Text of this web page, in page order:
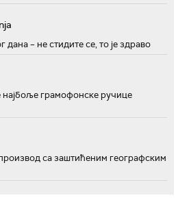
дана – не стидите се, то је здраво
најбоље грамофонске ручице
са заштићеним географским